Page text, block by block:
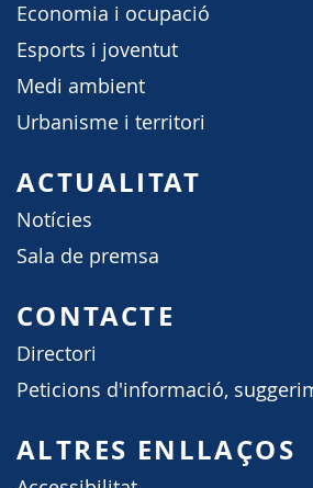
Economia i ocupació
Esports i joventut
Medi ambient
Urbanisme i territori
ACTUALITAT
Notícies
Sala de premsa
CONTACTE
Directori
Peticions d'informació,
ALTRES ENLLAÇOS